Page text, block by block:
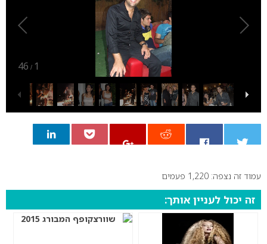
1
/
46
0עמוד זה נצפה: 1,220 פעמים
זה יכול לעניין אותך: